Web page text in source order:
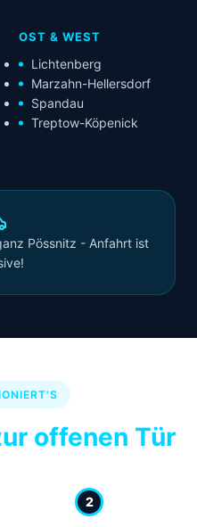
OST & WEST
Lichtenberg
Marzahn-Hellersdorf
Spandau
Treptow-Köpenick
Pössnitz - Anfahrt ist
offenen Tür
2